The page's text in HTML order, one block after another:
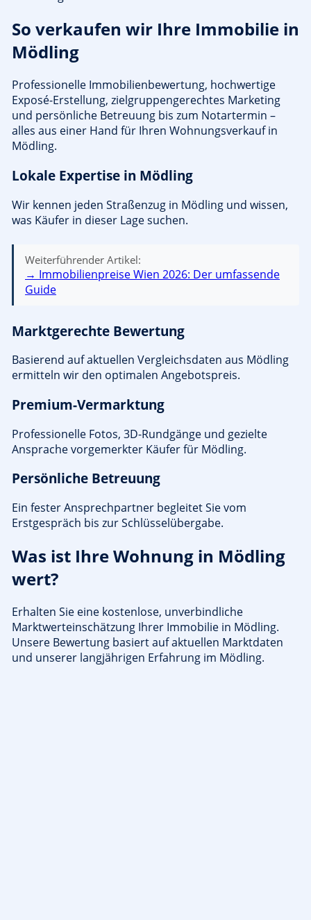
So verkaufen wir Ihre Immobilie in
Mödling
Professionelle Immobilienbewertung, hochwertige
Exposé-Erstellung, zielgruppengerechtes Marketing
und persönliche Betreuung bis zum Notartermin –
alles aus einer Hand für Ihren Wohnungsverkauf in
Mödling.
Lokale Expertise in Mödling
Wir kennen jeden Straßenzug in Mödling und wissen,
was Käufer in dieser Lage suchen.
Weiterführender Artikel:
→ Immobilienpreise Wien 2026: Der umfassende
Guide
Marktgerechte Bewertung
Basierend auf aktuellen Vergleichsdaten aus Mödling
ermitteln wir den optimalen Angebotspreis.
Premium-Vermarktung
Professionelle Fotos, 3D-Rundgänge und gezielte
Ansprache vorgemerkter Käufer für Mödling.
Persönliche Betreuung
Ein fester Ansprechpartner begleitet Sie vom
Erstgespräch bis zur Schlüsselübergabe.
Was ist Ihre Wohnung in Mödling
wert?
Erhalten Sie eine kostenlose, unverbindliche
Marktwerteinschätzung Ihrer Immobilie in Mödling.
Unsere Bewertung basiert auf aktuellen Marktdaten
und unserer langjährigen Erfahrung im Mödling.